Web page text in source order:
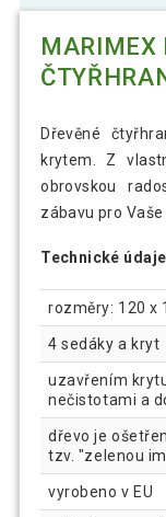
MARIMEX
Dřevěné
krytem. Z
obrovskou
zábavu pro Vaše
Technické
rozměry: 120 x
4 sedáky a kryt
uzavřením
nečistotami a
dřevo je
tzv. "zelenou
vyrobeno v EU